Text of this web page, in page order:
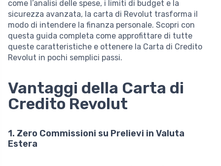
come l’analisi delle spese, i limiti di budget e la
sicurezza avanzata, la carta di Revolut trasforma il
modo di intendere la finanza personale. Scopri con
questa guida completa come approfittare di tutte
queste caratteristiche e ottenere la Carta di Credito
Revolut in pochi semplici passi.
Vantaggi della Carta di
Credito Revolut
1. Zero Commissioni su Prelievi in Valuta
Estera